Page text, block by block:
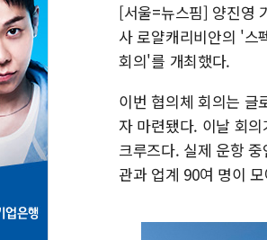
[서울=뉴스핌] 양진영
사 로얄캐리비안의 '
회의'를 개최했다.
이번 협의체 회의는 글
자 마련됐다. 이날 회
크루즈다. 실제 운항
관과 업계 90여 명이